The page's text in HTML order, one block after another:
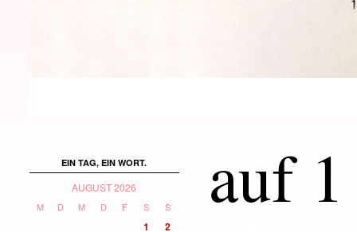
auf
EIN TAG, EIN WORT.
AUGUST 2026
M D M D F S S
1 2